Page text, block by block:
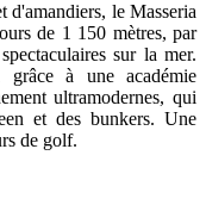
le Masseria
de 1 150 mètres, par
sur la mer.
à une académie
ultramodernes, qui
et des bunkers. Une
de golf.